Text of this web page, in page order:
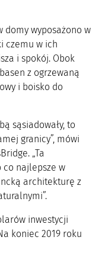
domy wyposażono w
czemu w ich
i spokój. Obok
z ogrzewaną
i boisko do
sąsiadowały, to
granicy”, mówi
„Ta
co najlepsze w
architekturę z
inwestycji
koniec 2019 roku